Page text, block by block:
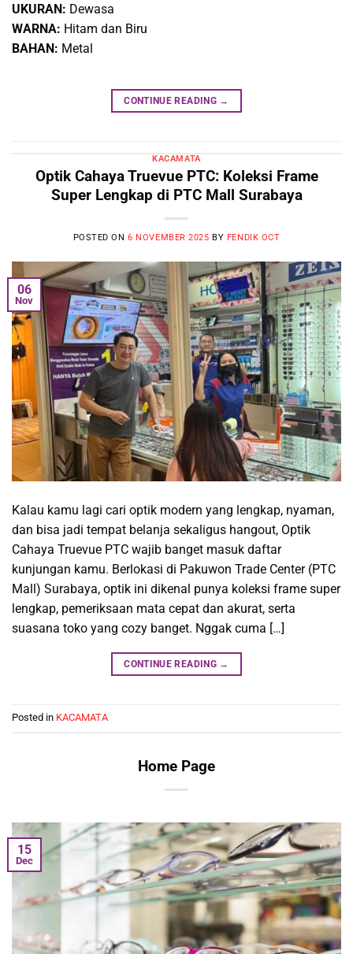
UKURAN: Dewasa
WARNA: Hitam dan Biru
BAHAN: Metal
CONTINUE READING →
KACAMATA
Optik Cahaya Truevue PTC: Koleksi Frame
Super Lengkap di PTC Mall Surabaya
POSTED ON6 NOVEMBER 2025 BY FENDIK OCT
06
Nov
Kalau kamu lagi cari optik modern yang lengkap, nyaman,
dan bisa jadi tempat belanja sekaligus hangout, Optik
Cahaya Truevue PTC wajib banget masuk daftar
kunjungan kamu. Berlokasi di Pakuwon Trade Center (PTC
Mall) Surabaya, optik ini dikenal punya koleksi frame super
lengkap, pemeriksaan mata cepat dan akurat, serta
suasana toko yang cozy banget. Nggak cuma […]
CONTINUE READING →
Posted in KACAMATA
Home Page
15
Dec